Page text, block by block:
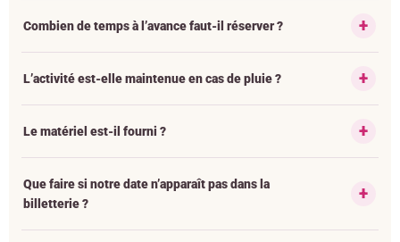
Combien de temps à l’avance faut-il réserver ?
L’activité est-elle maintenue en cas de pluie ?
Le matériel est-il fourni ?
Que faire si notre date n’apparaît pas dans la
billetterie ?